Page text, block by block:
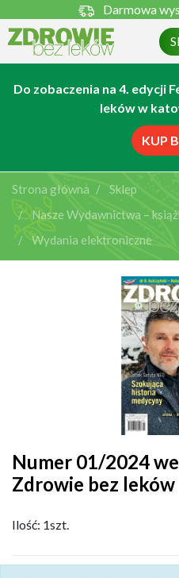
Darmowa
Do zobaczenia na 4. edycji
leków w
KUP
Strona główna
Sklep
Nasze Wydawnictwa –
Wydania elektroniczne
Numer 01/2024
Zdrowie bez leków
Ilość: 1szt.